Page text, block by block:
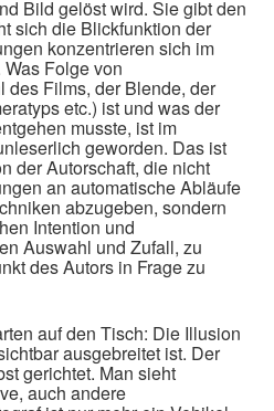
Bild gelöst wird. Sie gibt den
sich die Blickfunktion der
konzentrieren sich im
Folge von
des Films, der Blende, der
etc.) ist und was der
musste, ist im
geworden. Das ist
der Autorschaft, die nicht
an automatische Abläufe
abzugeben, sondern
Intention und
Auswahl und Zufall, zu
des Autors in Frage zu
auf den Tisch: Die Illusion
ausgebreitet ist. Der
gerichtet. Man sieht
auch andere